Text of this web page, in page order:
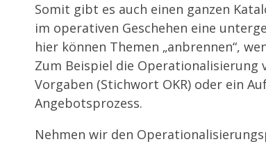
Somit gibt es auch einen ganzen
im operativen Geschehen eine
hier können Themen „anbrennen“,
Zum Beispiel die Operationalisierung
Vorgaben (Stichwort OKR) oder ein
Angebotsprozess.
Nehmen wir den